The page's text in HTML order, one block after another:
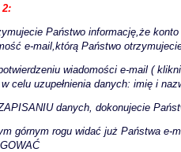
2:
Państwo informację,że
e-mail,którą Państwo
wiadomości e-mail (
celu uzupełnienia danych: imię i
danych, dokonujecie
górnym rogu widać już Państwa e-